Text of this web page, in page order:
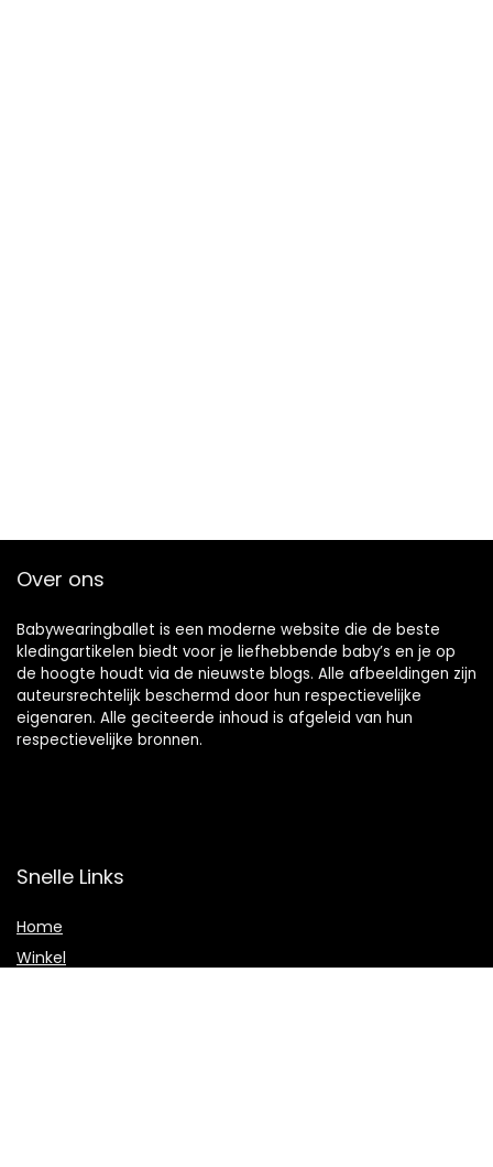
Over ons
Babywearingballet is een moderne website die de beste
kledingartikelen biedt voor je liefhebbende baby’s en je op
de hoogte houdt via de nieuwste blogs. Alle afbeeldingen zijn
auteursrechtelijk beschermd door hun respectievelijke
eigenaren. Alle geciteerde inhoud is afgeleid van hun
respectievelijke bronnen.
Snelle Links
Home
Winkel